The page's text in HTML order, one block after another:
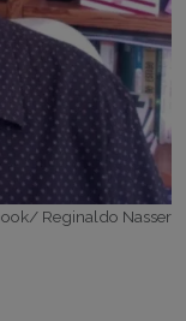
Reginaldo Nasser